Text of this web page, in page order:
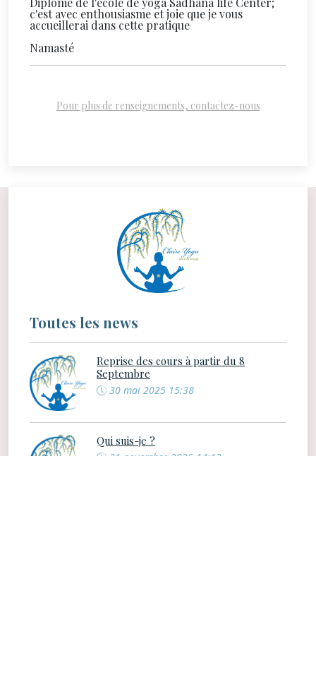
c'est avec enthousiasme et joie que je vous
accueillerai dans cette pratique
Namasté
Pour plus de renseignements, contactez-nous
Toutes les news
Reprise des cours à partir du 8
Septembre
30 mai 2025 15:38
Qui suis-je ?
21 novembre 2025 14:13